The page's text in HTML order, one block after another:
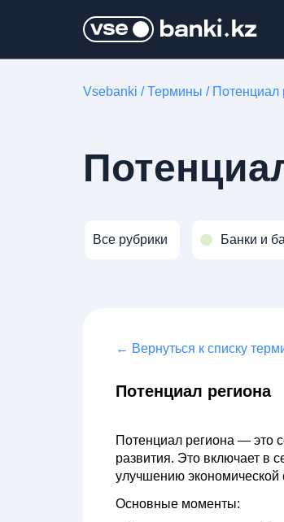
Vsebanki /Термины / Потенциал
Все рубрики Банки и
← Вернуться к списку
Потенциал региона
Потенциал региона — это
развития. Это включает в
улучшению экономической
Основные моменты: